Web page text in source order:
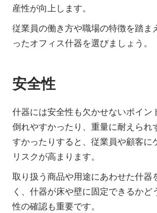
産性が向上します。
従業員の働き方や職場の特徴を踏ま
ったオフィス什器を選びましょう。
安全性
什器には安全性も欠かせないポイン
倒れやすかったり、重量に耐えられ
すかったりすると、従業員や顧客に
リスクが高まります。
取り扱う商品や用途にあわせた什器
く、什器が床や壁に固定できるかど
性の確認も重要です。